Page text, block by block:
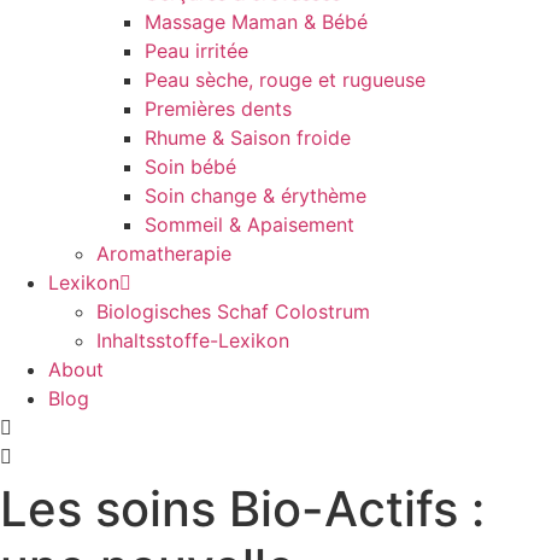
Massage Maman & Bébé
Peau irritée
Peau sèche, rouge et rugueuse
Premières dents
Rhume & Saison froide
Soin bébé
Soin change & érythème
Sommeil & Apaisement
Aromatherapie
Lexikon
Biologisches Schaf Colostrum
Inhaltsstoffe-Lexikon
About
Blog
Les soins Bio-Actifs :